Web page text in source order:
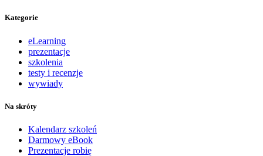
Kategorie
eLearning
prezentacje
szkolenia
testy i recenzje
wywiady
Na skróty
Kalendarz szkoleń
Darmowy eBook
Prezentacje robię